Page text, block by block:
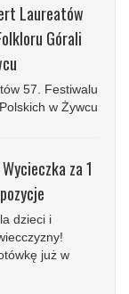
Laureatów
Górali
57. Festiwalu
w Żywcu
za 1
dzieci i
już w